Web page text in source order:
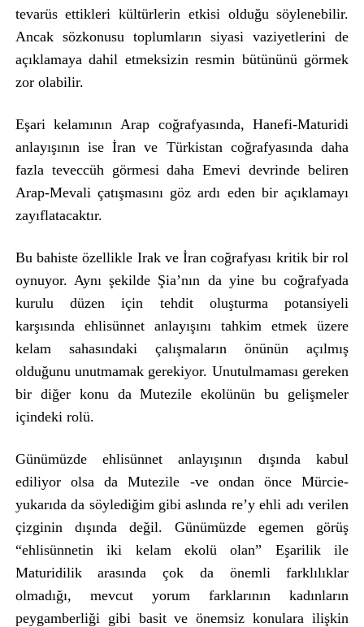
tevarüs ettikleri kültürlerin etkisi olduğu söylenebilir.
Ancak sözkonusu toplumların siyasi vaziyetlerini de
açıklamaya dahil etmeksizin resmin bütününü görmek
zor olabilir.
Eşari kelamının Arap coğrafyasında, Hanefi-Maturidi
anlayışının ise İran ve Türkistan coğrafyasında daha
fazla teveccüh görmesi daha Emevi devrinde beliren
Arap-Mevali çatışmasını göz ardı eden bir açıklamayı
zayıflatacaktır.
Bu bahiste özellikle Irak ve İran coğrafyası kritik bir rol
oynuyor. Aynı şekilde Şia’nın da yine bu coğrafyada
kurulu düzen için tehdit oluşturma potansiyeli
karşısında ehlisünnet anlayışını tahkim etmek üzere
kelam sahasındaki çalışmaların önünün açılmış
olduğunu unutmamak gerekiyor. Unutulmaması gereken
bir diğer konu da Mutezile ekolünün bu gelişmeler
içindeki rolü.
Günümüzde ehlisünnet anlayışının dışında kabul
ediliyor olsa da Mutezile -ve ondan önce Mürcie-
yukarıda da söylediğim gibi aslında re’y ehli adı verilen
çizginin dışında değil. Günümüzde egemen görüş
“ehlisünnetin iki kelam ekolü olan” Eşarilik ile
Maturidilik arasında çok da önemli farklılıklar
olmadığı, mevcut yorum farklarının kadınların
peygamberliği gibi basit ve önemsiz konulara ilişkin